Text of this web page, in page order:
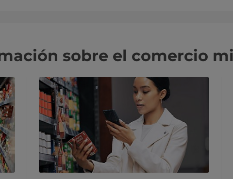
sobre el comercio